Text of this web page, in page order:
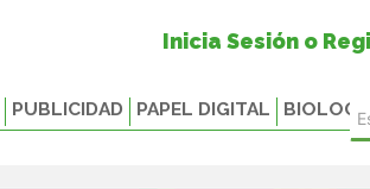
Inicia Sesión o
PUBLICIDAD PAPEL DIGITAL